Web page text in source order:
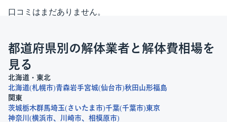
口コミはまだありません。
都道府県別の解体業者と解体費相場を
見る
北海道・東北
北海道 札幌市 青森岩手宮城 仙台市 秋田 山形福島
関東
茨城栃木群馬埼玉 さいたま市 千葉 千葉市 東京
神奈川
横浜市 川崎市
相模原市